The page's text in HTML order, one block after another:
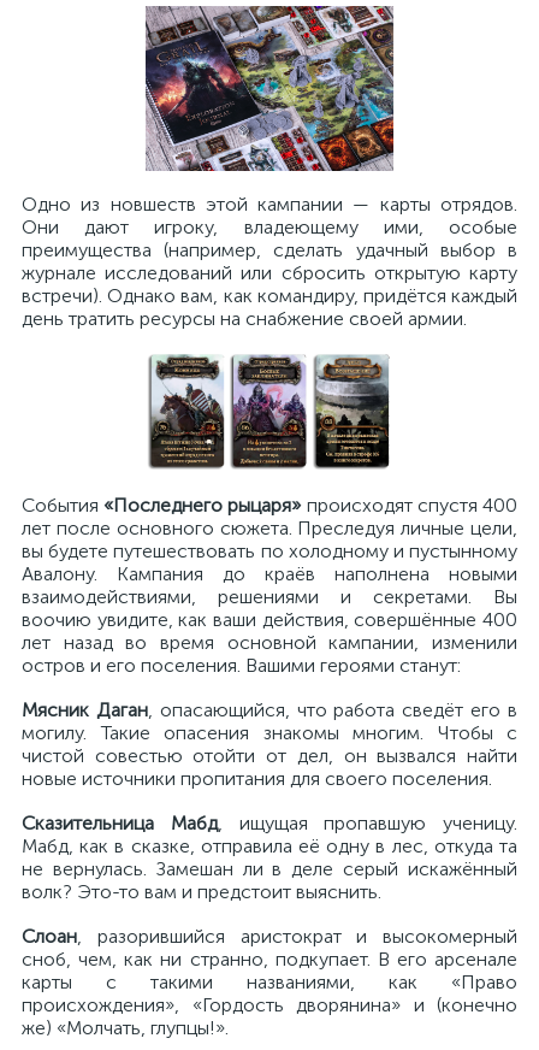
Одно из новшеств этой кампании — карты отрядов.
Они дают игроку, владеющему ими, особые
преимущества (например, сделать удачный выбор в
журнале исследований или сбросить открытую карту
встречи). Однако вам, как командиру, придётся каждый
день тратить ресурсы на снабжение своей армии.
События«Последнего рыцаря»происходят спустя 400
лет после основного сюжета. Преследуя личные цели,
вы будете путешествовать по холодному и пустынному
Авалону. Кампания до краёв наполнена новыми
взаимодействиями, решениями и секретами. Вы
воочию увидите, как ваши действия, совершённые 400
лет назад во время основной кампании, изменили
остров и его поселения. Вашими героями станут:
Мясник Даган, опасающийся, что работа сведёт его в
могилу. Такие опасения знакомы многим. Чтобы с
чистой совестью отойти от дел, он вызвался найти
новые источники пропитания для своего поселения.
Сказительница Мабд, ищущая пропавшую ученицу.
Мабд, как в сказке, отправила её одну в лес, откуда та
не вернулась. Замешан ли в деле серый искажённый
волк? Это-то вам и предстоит выяснить.
Слоан, разорившийся аристократ и высокомерный
сноб, чем, как ни странно, подкупает. В его арсенале
карты с такими названиями, как «Право
происхождения», «Гордость дворянина» и (конечно
же) «Молчать, глупцы!».